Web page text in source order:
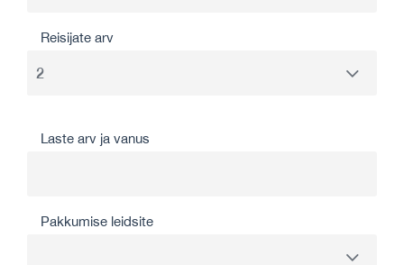
Reisijate arv
Laste arv ja vanus
Pakkumise leidsite